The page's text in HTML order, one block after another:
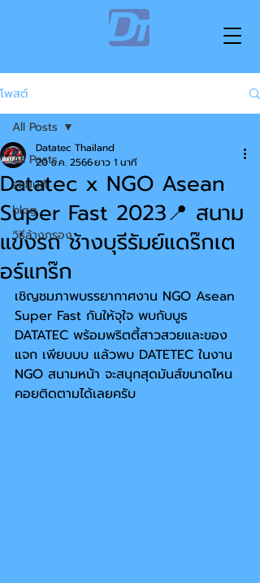
โพสต์
All Posts
รถยนต์
blog
วิธีล้างกรอง
All Posts
Datatec x NGO Asean
Super Fast 2023📍 สนาม
แข่งรถ ช้างบุรีรัมย์แดร๊กเต
อร์แทร๊ก
Datatec Thailand
20 ธ.ค. 2566ยาว 1 นาที
เชิญชมภาพบรรยากาศงาน NGO Asean
Super Fast กันให้จุใจ พบกับบูธ
DATATEC พร้อมพริตตี้สาวสวยและของ
แจก เพียบบบ แล้วพบ DATETEC ในงาน
NGO สนามหน้า จะสนุกสุดมันส์ขนาดไหน
คอยติดตามได้เลยครับ